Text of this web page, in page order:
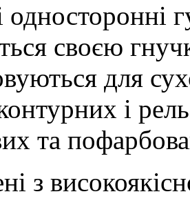
односторонні
своєю
для
і
та
з